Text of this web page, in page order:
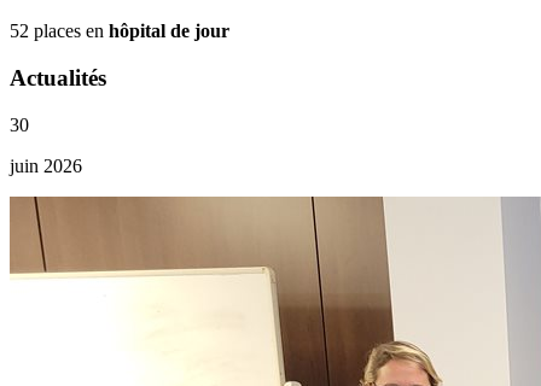
52 places en hôpital de jour
Actualités
30
juin 2026